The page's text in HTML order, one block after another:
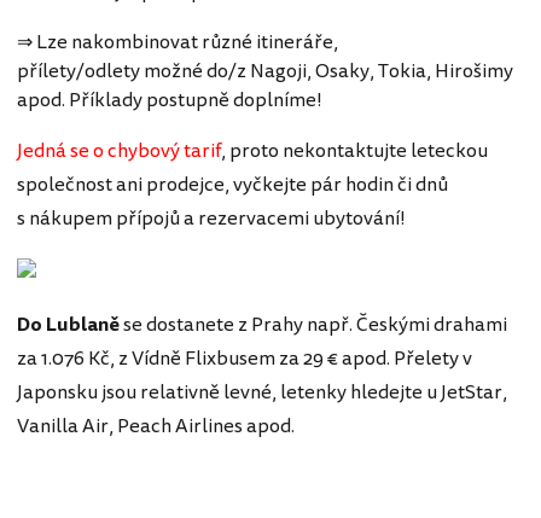
⇒ Lze nakombinovat různé itineráře,
přílety/odlety možné do/z Nagoji, Osaky, Tokia, Hirošimy
apod. Příklady postupně doplníme!
Jedná se o chybový tarif, proto nekontaktujte leteckou
společnost ani prodejce, vyčkejte pár hodin či dnů
s nákupem přípojů a rezervacemi ubytování!
Do Lublaněse dostanete z Prahy např. Českými drahami
za 1.076 Kč, z Vídně Flixbusem za 29 € apod. Přelety v
Japonsku jsou relativně levné, letenky hledejte u JetStar,
Vanilla Air, Peach Airlines apod.